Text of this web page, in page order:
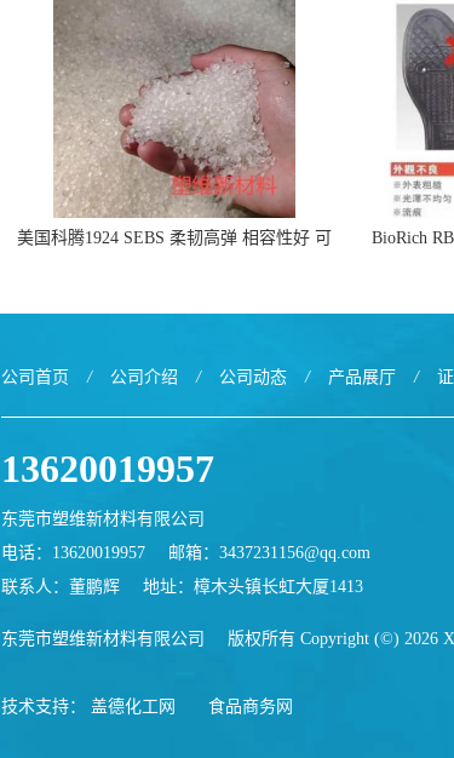
美国科腾1924 SEBS 柔韧高弹 相容性好 可
BioRich
公司首页 / 公司介绍 / 公司动态 / 产品展厅 /
13620019957
东莞市塑维新材料有限公司
电话：13620019957
邮箱： 3437231156@qq.com
联系人：董鹏辉
地址：樟木头镇长虹大厦1413
东莞市塑维新材料有限公司 版权所有 Copyright (©) 2026
技术支持： 盖德化工网 食品商务网